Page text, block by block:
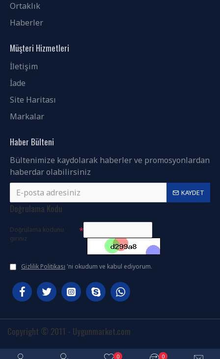
Ortaklık
Haberler
Müşteri Hizmetleri
İletişim
İade
Site Haritası
Markalar
Haber Bülteni
Bültenimize kaydolarak haberler ve promosyonlardan
haberdar olabilirsiniz
KAYDET
Doğrulama Kodu
Doğrulama kodunu
giriniz
Gizlilik Politikası 'ni okudum ve kabul ediyorum.
Copyright © 2011 - Uygunmarket.com
0 0